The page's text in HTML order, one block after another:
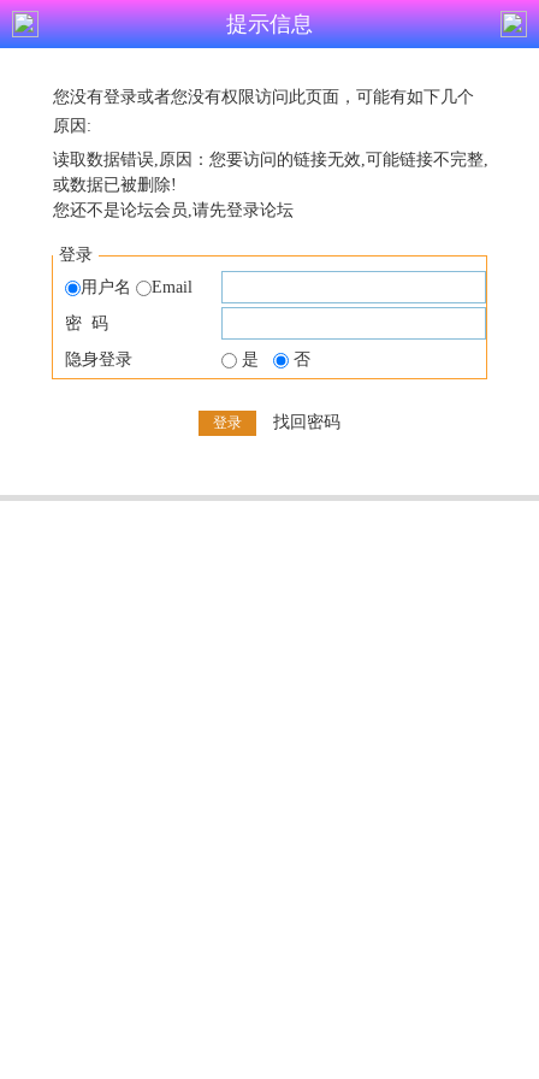
提示信息
您没有登录或者您没有权限访问此页面，可能有如下几个
原因:
读取数据错误,原因：您要访问的链接无效,可能链接不完整,
或数据已被删除!
您还不是论坛会员,请先登录论坛
登录
用户名
Email
密 码
隐身登录
是 否
找回密码